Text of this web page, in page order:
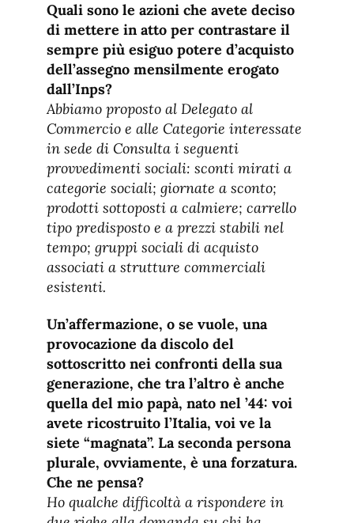
Quali sono le azioni che avete deciso
di mettere in atto per contrastare il
sempre più esiguo potere d’acquisto
dell’assegno mensilmente erogato
dall’Inps?
Abbiamo proposto al Delegato al
Commercio e alle Categorie interessate
in sede di Consulta i seguenti
provvedimenti sociali: sconti mirati a
categorie sociali; giornate a sconto;
prodotti sottoposti a calmiere; carrello
tipo predisposto e a prezzi stabili nel
tempo; gruppi sociali di acquisto
associati a strutture commerciali
esistenti.
Un’affermazione, o se vuole, una
provocazione da discolo del
sottoscritto nei confronti della sua
generazione, che tra l’altro è anche
quella del mio papà, nato nel ’44: voi
avete ricostruito l’Italia, voi ve la
siete “magnata”. La seconda persona
plurale, ovviamente, è una forzatura.
Che ne pensa?
Ho qualche difficoltà a rispondere in